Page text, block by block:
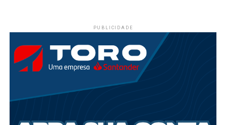
PUBLICIDADE